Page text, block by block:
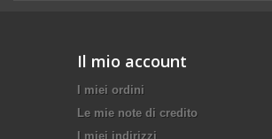
Il mio account
I miei ordini
Le mie note di credito
I miei indirizzi